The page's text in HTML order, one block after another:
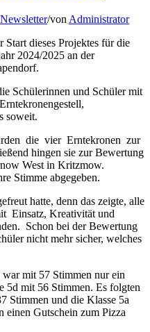
Newsletter/von Administrator
dieses Projektes für die
2024/2025 an der
Schülerinnen und Schüler mit
soweit.
die vier Erntekronen zur
hingen sie zur Bewertung
West in Kritzmow.
Stimme abgegeben.
hatte, denn das zeigte, alle
Einsatz, Kreativität und
Schon bei der Bewertung
nicht mehr sicher, welches
mit 57 Stimmen nur ein
5d mit 56 Stimmen. Es folgten
Stimmen und die Klasse 5a
einen Gutschein zum Pizza